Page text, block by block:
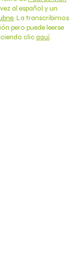
al español y un
. La transcribimos
pero puede leerse
clic aquí.